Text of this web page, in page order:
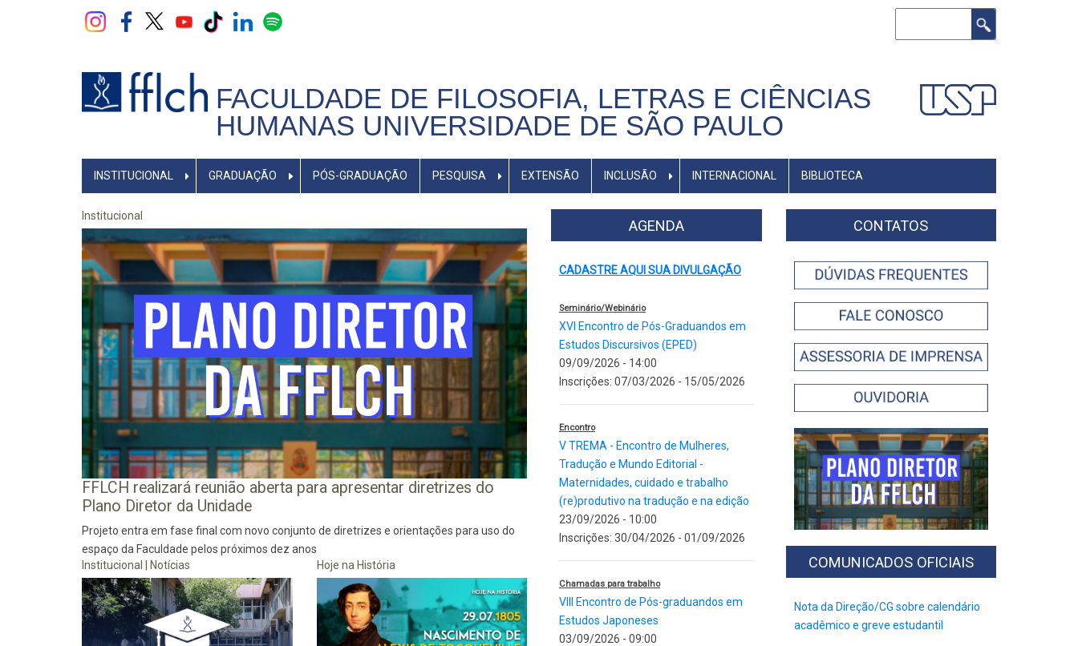
FACULDADE DE FILOSOFIA, LETRAS E CIÊNCIAS
HUMANAS UNIVERSIDADE DE SÃO PAULO
NAVEGADOR
PRINCIPAL
INSTITUCIONAL GRADUAÇÃO PÓS-GRADUAÇÃO PESQUISA EXTENSÃO INCLUSÃO INTERNACIONAL BIBLIOTECA
Institucional
FFLCH realizará reunião aberta para apresentar diretrizes do
Plano Diretor da Unidade
Projeto entra em fase final com novo conjunto de diretrizes e orientações para uso do
espaço da Faculdade pelos próximos dez anos
Institucional
Notícias Hoje na História
AGENDA
CADASTRE AQUI SUA DIVULGAÇÃO
Seminário/Webinário
XVI Encontro de Pós-Graduandos em
Estudos Discursivos (EPED)
09/09/2026 - 14:00
Inscrições: 07/03/2026 - 15/05/2026
Encontro
V TREMA - Encontro de Mulheres,
Tradução e Mundo Editorial -
Maternidades, cuidado e trabalho
(re)produtivo na tradução e na edição
23/09/2026 - 10:00
Inscrições: 30/04/2026 - 01/09/2026
Chamadas para trabalho
VIII Encontro de Pós-graduandos em
Estudos Japoneses
03/09/2026 - 09:00
CONTATOS
COMUNICADOS OFICIAIS
Nota da Direção/CG sobre calendário
acadêmico e greve estudantil